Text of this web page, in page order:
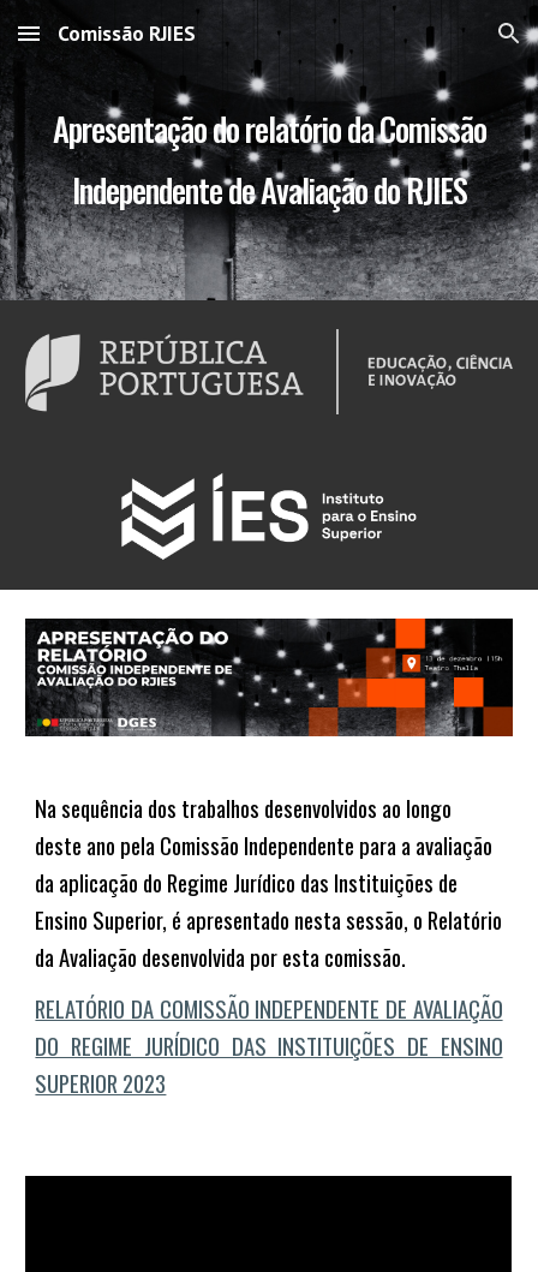
Skip to main content Skip to navigation
Comissão RJIES
Apresentação do relatório da Comissão
Independente de Avaliação do RJIES
Na sequência dos trabalhos desenvolvidos ao longo
deste ano pela Comissão Independente para a avaliação
da aplicação do Regime Jurídico das Instituições de
Ensino Superior, é apresentado nestasessão, o Relatório
da Avaliação desenvolvida por esta comissão.
RELATÓRIO DA COMISSÃO INDEPENDENTE DE AVALIAÇÃO
DO REGIME JURÍDICO DAS INSTITUIÇÕES DE ENSINO
SUPERIOR 2023